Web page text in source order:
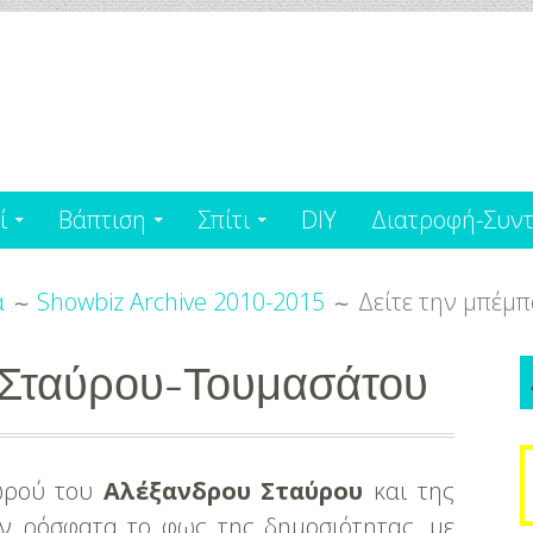
Βάπτιση Σπίτι DIY Διατροφή-
Showbiz Archive 2010-2015 Δείτε την
Τουμασάτου
του Αλέξανδρου Σταύρου και της
ρόσφατα το φως της δημοσιότητας, με